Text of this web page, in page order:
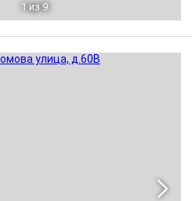
1 из 9